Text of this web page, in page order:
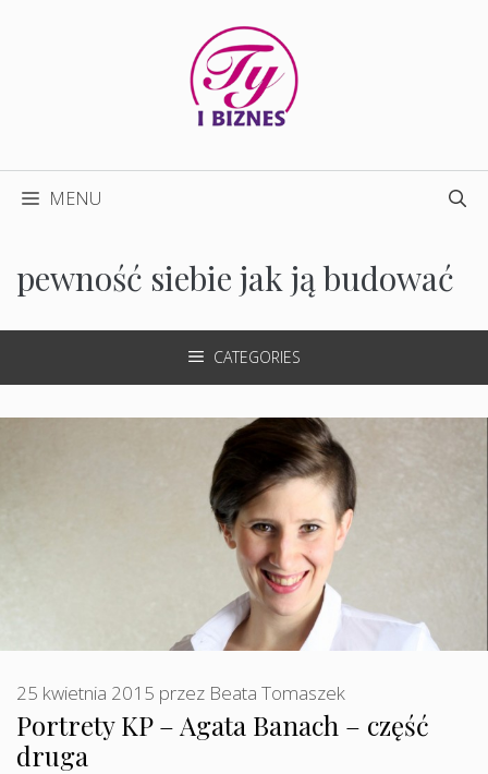
MENU
pewność siebie jak ją budować
CATEGORIES
Portrety KP – Agata Banach – część
druga
25 kwietnia 2015 przez Beata Tomaszek